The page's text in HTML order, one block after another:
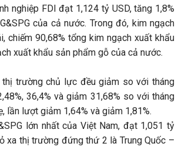
nghiệp FDI đạt 1,124 tỷ USD, tăng 1,8%
của cả nước. Trong đó, kim ngạch
chiếm 90,68% tổng kim ngạch xuất khẩu
xuất khẩu sản phẩm gỗ của cả nước.
thị trường chủ lực đều giảm so với tháng
36,4% và giảm 31,68% so với tháng
lần lượt giảm 1,64% và giảm 1,81%.
lớn nhất của Việt Nam, đạt 1,051 tỷ
xa thị trường đứng thứ 2 là Trung Quốc –